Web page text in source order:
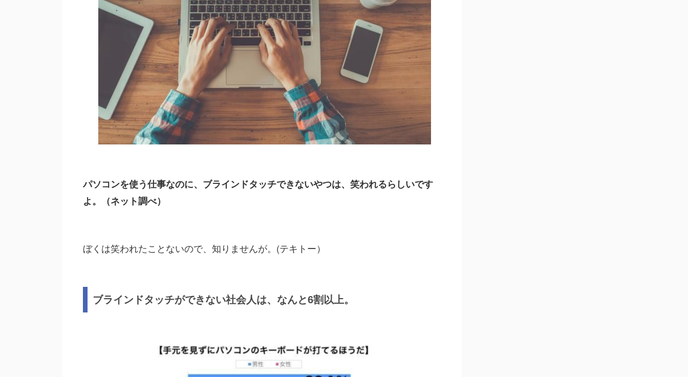
パソコンを使う仕事なのに、ブラインドタッチできないやつは、笑われるらしいです
よ。（ネット調べ）
ぼくは笑われたことないので、知りませんが。(テキトー）
ブラインドタッチができない社会人は、なんと6割以上。